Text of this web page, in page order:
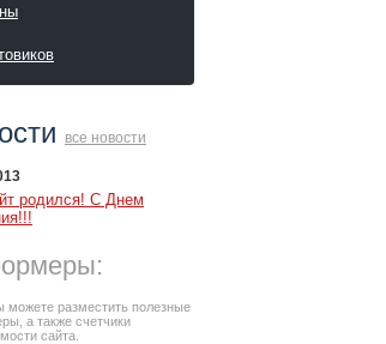
все новости
родился! С Днем
можете разместить полезные
а также счетчики
сайта.